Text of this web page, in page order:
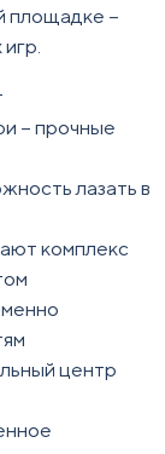
площадке –
– прочные
лазать в
комплекс
центр